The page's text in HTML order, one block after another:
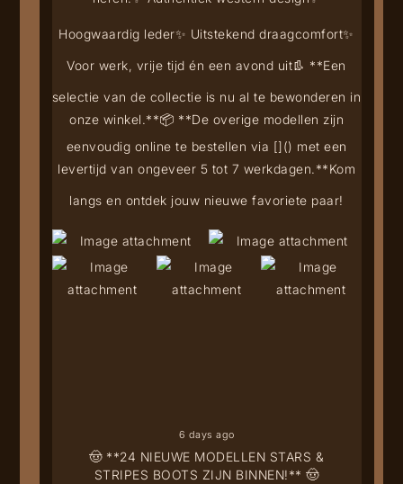
🤠 **24 NIEUWE MODELLEN STARS &
STRIPES BOOTS ZIJN BINNEN!** 🤠
Hoogwaardig leder✨ Uitstekend draagcomfort✨
Voor werk, vrije tijd én een avond uit👢 **Een
selectie van de collectie is nu al te bewonderen in
onze winkel.**📦 **De overige modellen zijn
eenvoudig online te bestellen via []() met een
levertijd van ongeveer 5 tot 7 werkdagen.**Kom
langs en ontdek jouw nieuwe favoriete paar!
6 days ago